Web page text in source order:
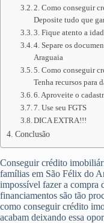
2. Como conseguir
Deposite tudo que
3. Fique atento a
4. Separe os
Araguaia
5. Como conseguir
Tenha recursos para
6. Aproveite o
7. Use seu FGTS
DICA EXTRA!!!
Conclusão
Conseguir crédito
famílias em São Félix do
impossível fazer a compra
financiamentos são tão
como conseguir crédito
acabam deixando essa